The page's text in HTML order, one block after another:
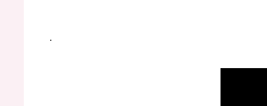
.